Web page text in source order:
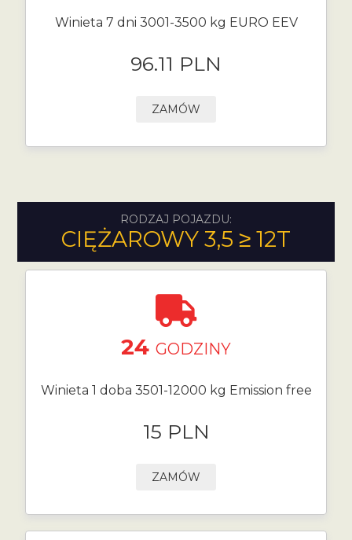
Winieta 7 dni 3001-3500 kg EURO EEV
96.11 PLN
ZAMÓW
RODZAJ POJAZDU:
CIĘŻAROWY 3,5 ≥ 12T
24 GODZINY
Winieta 1 doba 3501-12000 kg Emission free
15 PLN
ZAMÓW